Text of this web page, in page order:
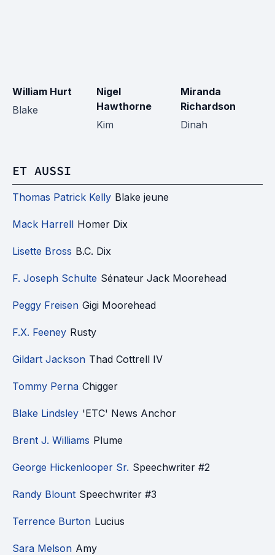
William Hurt
Blake
Nigel
Hawthorne
Kim
Miranda
Richardson
Dinah
ET AUSSI
Thomas Patrick Kelly Blake jeune
Mack Harrell Homer Dix
Lisette Bross B.C. Dix
F. Joseph Schulte Sénateur Jack Moorehead
Peggy Freisen Gigi Moorehead
F.X. Feeney Rusty
Gildart Jackson Thad Cottrell IV
Tommy Perna Chigger
Blake Lindsley 'ETC' News Anchor
Brent J. Williams Plume
George Hickenlooper Sr. Speechwriter #2
Randy Blount Speechwriter #3
Terrence Burton Lucius
Sara Melson Amy